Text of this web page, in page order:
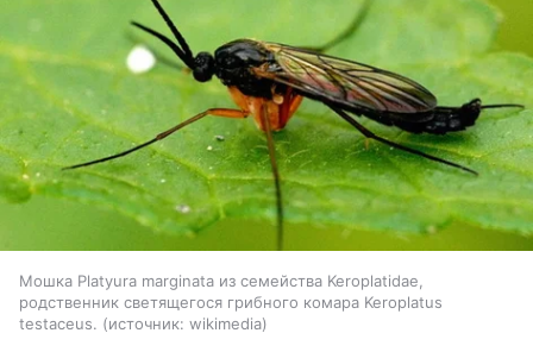
Мошка Platyura marginata из семейства Keroplatidae,
родственник светящегося грибного комара Keroplatus
testaceus.
источник: wikimedia